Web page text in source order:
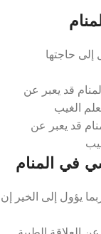
إلى حاجتها
قد يعبر عن
الغيب
قد يعبر عن
في المنام
يؤول إلى الخير إن